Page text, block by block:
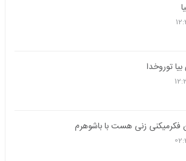
توروخدا
فکرمیکنی زنی هست با باشوهرم